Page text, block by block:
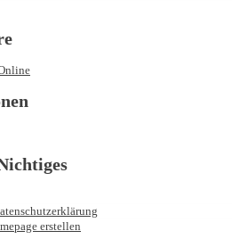
erstellen